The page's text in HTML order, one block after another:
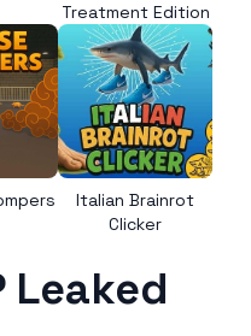
Treatment Edition
Italian Brainrot
Clicker
Leaked